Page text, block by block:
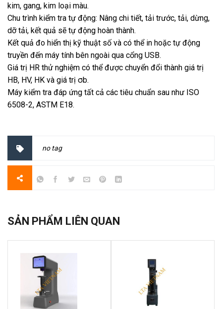
kim, gang, kim loại màu.
Chu trình kiểm tra tự động: Nâng chi tiết, tải trước, tải, dừng,
dỡ tải, kết quả sẽ tự động hoàn thành.
Kết quả đo hiển thị kỹ thuật số và có thể in hoặc tự động
truyền đến máy tính bên ngoài qua cổng USB.
Giá trị HR thử nghiệm có thể được chuyển đổi thành giá trị
HB, HV, HK và giá trị σb.
Máy kiểm tra đáp ứng tất cả các tiêu chuẩn sau như ISO
6508-2, ASTM E18.
no tag
SẢN PHẨM LIÊN QUAN